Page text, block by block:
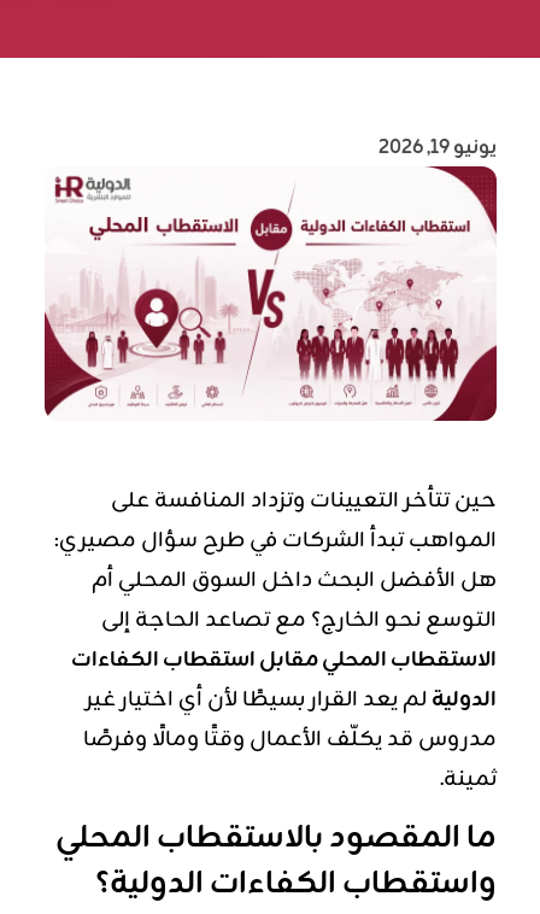
يونيو 19, 2026
حين تتأخر التعيينات وتزداد المنافسة على
المواهب تبدأ الشركات في طرح سؤال مصيري:
هل الأفضل البحث داخل السوق المحلي أم
التوسع نحو الخارج؟ مع تصاعد الحاجة إلى
الاستقطاب المحلي مقابل استقطاب الكفاءات
الدوليةلم يعد القرار بسيطًا لأن أي اختيار غير
مدروس قد يكلّف الأعمال وقتًا ومالًا وفرصًا
ثمينة.
ما المقصود بالاستقطاب المحلي
واستقطاب الكفاءات الدولية؟